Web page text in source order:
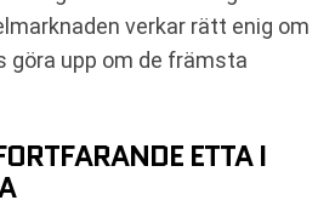
verkar rätt enig om
göra upp om de främsta
ETTA I